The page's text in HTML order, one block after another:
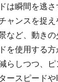
は瞬間を逃さ
ャンスを捉え
など、動き
を使用する
らしつつ、
ースピードや